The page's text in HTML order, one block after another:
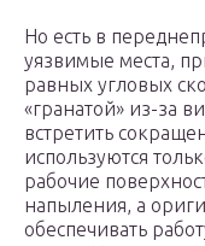
Но есть в
уязвимые места,
равных угловых
«гранатой» из-за
встретить
используются
рабочие
напыления, а
обеспечивать